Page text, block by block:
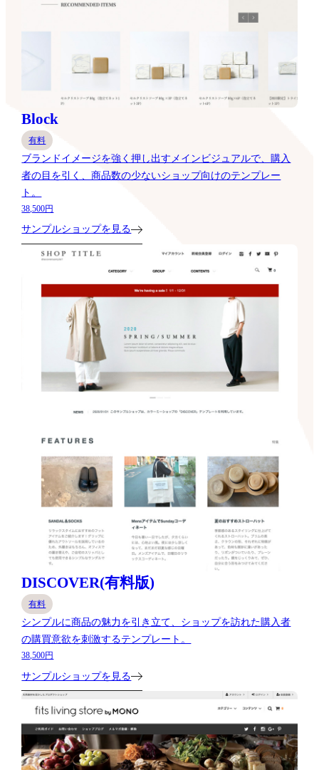
Block
有料
ブランドイメージを強く押し出すメインビジュアルで、購入
者の目を引く、商品数の少ないショップ向けのテンプレー
ト。
38,500円
サンプルショップを見る
DISCOVER(有料版)
有料
シンプルに商品の魅力を引き立て、ショップを訪れた購入者
の購買意欲を刺激するテンプレート。
38,500円
サンプルショップを見る